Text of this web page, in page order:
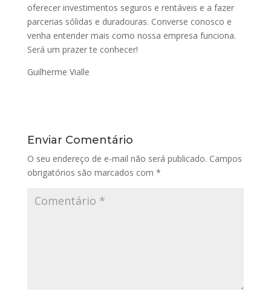
oferecer investimentos seguros e rentáveis e a fazer
parcerias sólidas e duradouras. Converse conosco e
venha entender mais como nossa empresa funciona.
Será um prazer te conhecer!
Guilherme Vialle
Enviar Comentário
O seu endereço de e-mail não será publicado. Campos
obrigatórios são marcados com *